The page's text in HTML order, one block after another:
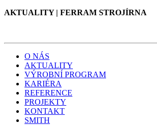
AKTUALITY | FERRAM STROJÍRNA
O NÁS
AKTUALITY
VÝROBNÍ PROGRAM
KARIÉRA
REFERENCE
PROJEKTY
KONTAKT
SMITH